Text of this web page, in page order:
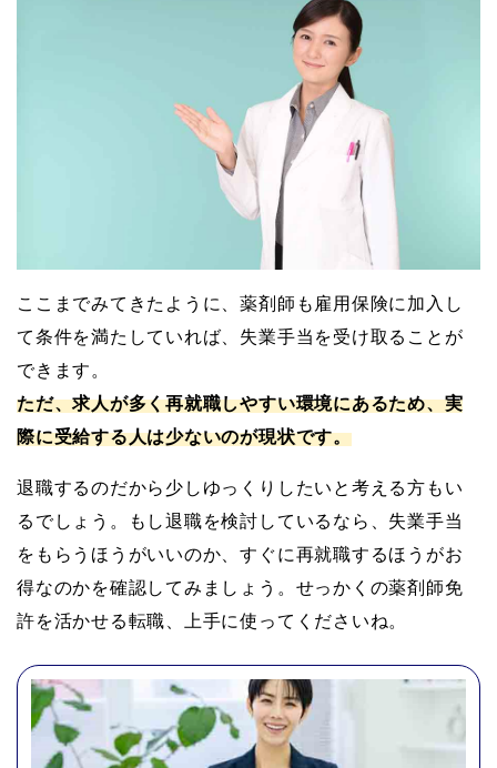
ここまでみてきたように、薬剤師も雇用保険に加入し
て条件を満たしていれば、失業手当を受け取ることが
できます。
ただ、求人が多く再就職しやすい環境にあるため、実
際に受給する人は少ないのが現状です。
退職するのだから少しゆっくりしたいと考える方もい
るでしょう。もし退職を検討しているなら、失業手当
をもらうほうがいいのか、すぐに再就職するほうがお
得なのかを確認してみましょう。せっかくの薬剤師免
許を活かせる転職、上手に使ってくださいね。